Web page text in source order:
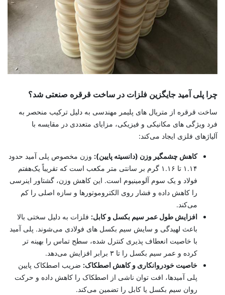
چرا پلی آمید جایگزین فلزات در ساخت قرقره صنعتی شد؟
ساخت قرقره از متریال ‌های پلیمر مهندسی به دلیل ترکیب منحصر به‌
فرد ویژگی‌ های مکانیکی و فیزیکی، مزایای متعددی در مقایسه با
آلیاژهای فلزی ایجاد می‌کند:
کاهش چشمگیر وزن (دانسیته پایین): وزن مخصوص پلی آمید حدود
۱.۱۴ تا ۱.۱۶ گرم بر سانتی ‌متر مکعب است که تقریباً یک‌هفتم
فولاد و یک‌ سوم آلومینیوم است. این کاهش وزن، گشتاور اینرسی
را کاهش داده و فشار روی الکتروموتورها و سازه اصلی را کم
می‌کند.
افزایش طول عمر سیم بکسل و کابل: فلزات به دلیل سختی بالا
باعث لهیدگی و سایش سیم بکسل ‌های فولادی می‌شوند. پلی آمید
با خاصیت انعطاف ‌پذیری کنترل ‌شده، سطح تماس را بهینه ‌تر
کرده و عمر سیم بکسل را تا ۳ برابر افزایش می‌دهد.
خاصیت خودروانکاری و کاهش اصطکاک: ضریب اصطکاک پایین
پلی آمیدها، افت توان ناشی از اصطکاک را کاهش داده و حرکت
روان سیم بکسل یا کابل را تضمین می‌کند.